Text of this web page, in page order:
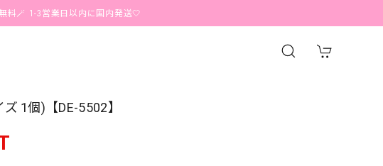
営業日以内に国内発送🤍
1個)【DE-5502】